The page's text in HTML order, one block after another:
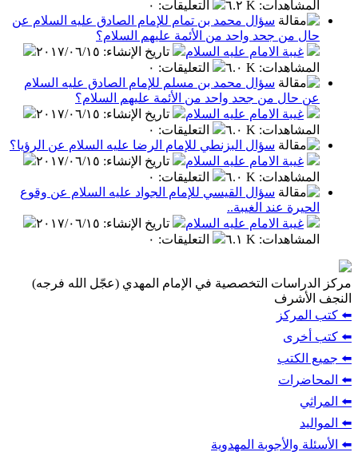
المشاهدات: ٦.٢ K التعليقات: ٠
سؤال محمد بن تمام للإمام الصادق عليه السلام عن
حال من جحد واحد من الأئمة عليهم السلام؟
غيبة الامام عليه السلام
تاريخ الإنشاء: ٢٠١٧/٠٦/١٥
المشاهدات: ٦.٠ K التعليقات: ٠
سؤال محمد بن مسلم للإمام الصادق عليه السلام
عن حال من جحد واحد من الأئمة عليهم السلام؟
غيبة الامام عليه السلام
تاريخ الإنشاء: ٢٠١٧/٠٦/١٥
المشاهدات: ٦.٠ K التعليقات: ٠
سؤال البزنطي للإمام الرضا عليه السلام عن الرؤيا؟
غيبة الامام عليه السلام
تاريخ الإنشاء: ٢٠١٧/٠٦/١٥
المشاهدات: ٦.٠ K التعليقات: ٠
سؤال القيسي للإمام الجواد عليه السلام عن وقوع
الحيرة عند الغيبة..
غيبة الامام عليه السلام
تاريخ الإنشاء: ٢٠١٧/٠٦/١٥
المشاهدات: ٦.١ K التعليقات: ٠
مركز الدراسات التخصصية في الإمام المهدي (عجّل الله فرجه)
النجف الأشرف
⬅️ كتب المركز
⬅️ كتب أخرى
⬅️ جميع الكتب
⬅️ المحاضرات
⬅️ المراثي
⬅️ المواليد
⬅️ الأسئلة والأجوبة المهدوية